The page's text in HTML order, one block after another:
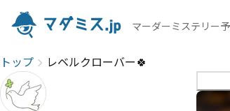
マーダーミステリー
トップ レベルクローバー🍀